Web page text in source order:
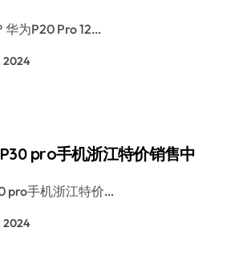
华为P20 Pro 12…
2024
pro手机浙江特价销售中
pro手机浙江特价…
2024